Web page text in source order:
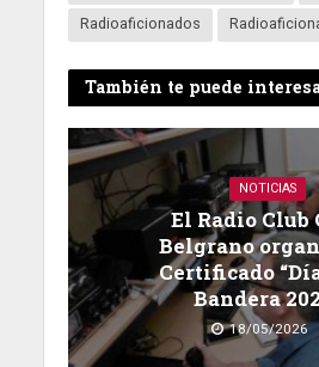
Radioaficionados
También te puede
NOTICIAS
El Radio Club
Belgrano
Certificado
Bandera
18/05/2026